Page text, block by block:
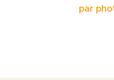
par